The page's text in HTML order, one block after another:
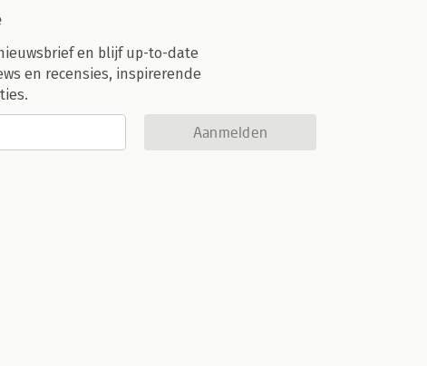
en blijf up-to-date
en recensies, inspirerende
Aanmelden